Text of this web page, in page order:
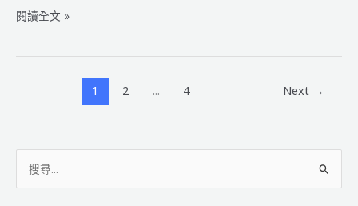
縣
2019
閱讀全文 »
1 2 ... 4 Next →